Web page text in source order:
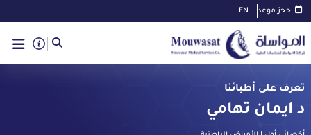
حجز موعد EN
تعرف على أطبائنا
د ايمان تهامي